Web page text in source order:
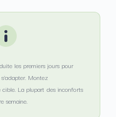
les premiers jours pour
Montez
La plupart des inconforts
semaine.